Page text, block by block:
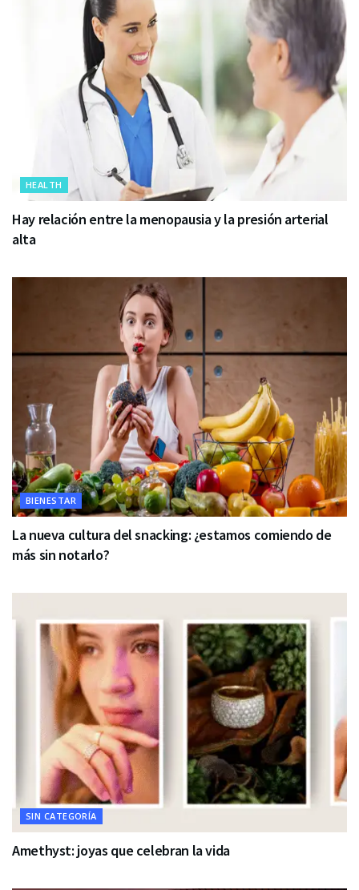
HEALTH
Hay relación entre la menopausia y la presión arterial
alta
BIENESTAR
La nueva cultura del snacking: ¿estamos comiendo de
más sin notarlo?
SIN CATEGORÍA
Amethyst: joyas que celebran la vida